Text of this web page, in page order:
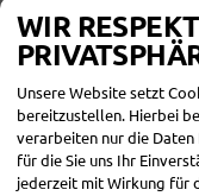
Erweiterter
Exit-Warnsystem
Fahrer- und
Fahrerseite,
Frontassistent mit
WIR
Unsere Website setzt
bereitzustellen. Hierbei
verarbeiten nur die
für die Sie uns Ihr
jederzeit mit Wirkung für